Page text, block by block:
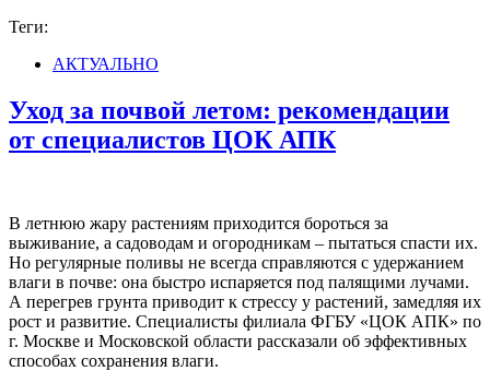
Теги:
АКТУАЛЬНО
Уход за почвой летом: рекомендации
от специалистов ЦОК АПК
В летнюю жару растениям приходится бороться за
выживание, а садоводам и огородникам – пытаться спасти их.
Но регулярные поливы не всегда справляются с удержанием
влаги в почве: она быстро испаряется под палящими лучами.
А перегрев грунта приводит к стрессу у растений, замедляя их
рост и развитие. Специалисты филиала ФГБУ «ЦОК АПК» по
г. Москве и Московской области рассказали об эффективных
способах сохранения влаги.